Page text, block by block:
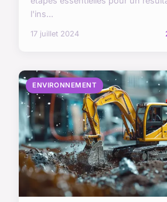
l'ins...
17 juillet 2024
ENVIRONNEMENT